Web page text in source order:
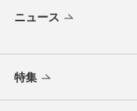
ニュース
特集